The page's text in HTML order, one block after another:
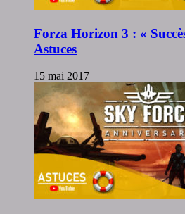
Forza Horizon 3 : «
Astuces
15 mai 2017